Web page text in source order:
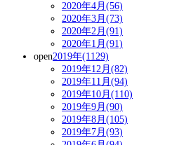
2020年4月(56)
2020年3月(73)
2020年2月(91)
2020年1月(91)
open2019年(1129)
2019年12月(82)
2019年11月(94)
2019年10月(110)
2019年9月(90)
2019年8月(105)
2019年7月(93)